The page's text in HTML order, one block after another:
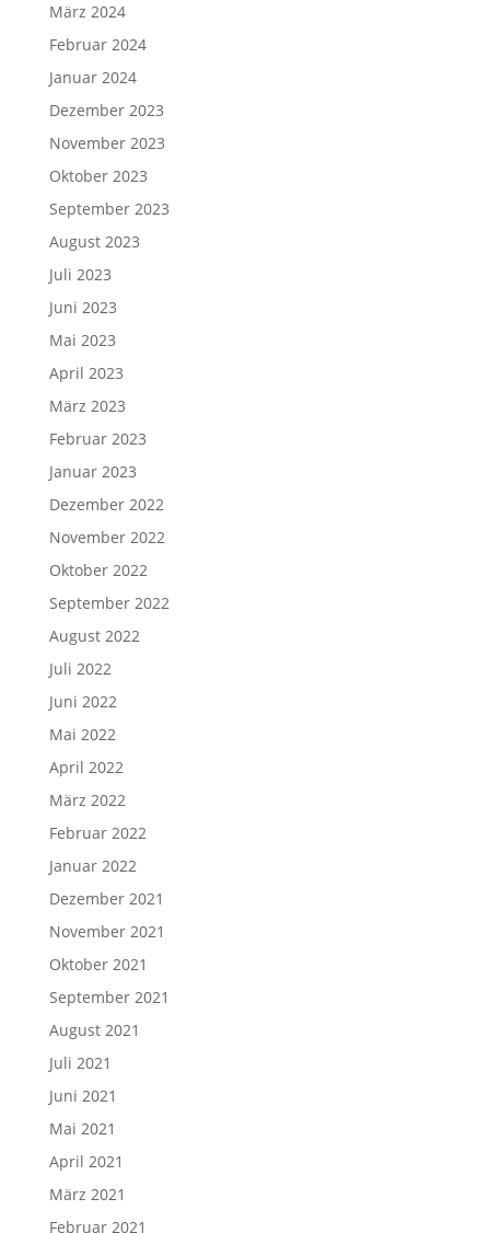
März 2024
Februar 2024
Januar 2024
Dezember 2023
November 2023
Oktober 2023
September 2023
August 2023
Juli 2023
Juni 2023
Mai 2023
April 2023
März 2023
Februar 2023
Januar 2023
Dezember 2022
November 2022
Oktober 2022
September 2022
August 2022
Juli 2022
Juni 2022
Mai 2022
April 2022
März 2022
Februar 2022
Januar 2022
Dezember 2021
November 2021
Oktober 2021
September 2021
August 2021
Juli 2021
Juni 2021
Mai 2021
April 2021
März 2021
Februar 2021